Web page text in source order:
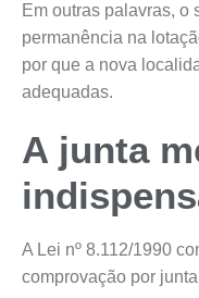
Em outras palavras, o
permanência na
por que a nova
adequadas.
A junta
A Lei nº 8.112/1990
comprovação por